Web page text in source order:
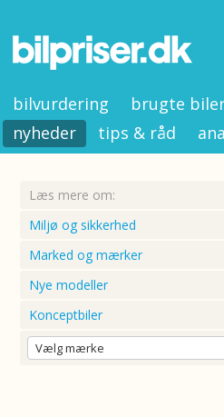
bilvurdering brugte
nyheder
tips & råd
Læs mere om:
Miljø og sikkerhed
Marked og mærker
Nye modeller
Konceptbiler